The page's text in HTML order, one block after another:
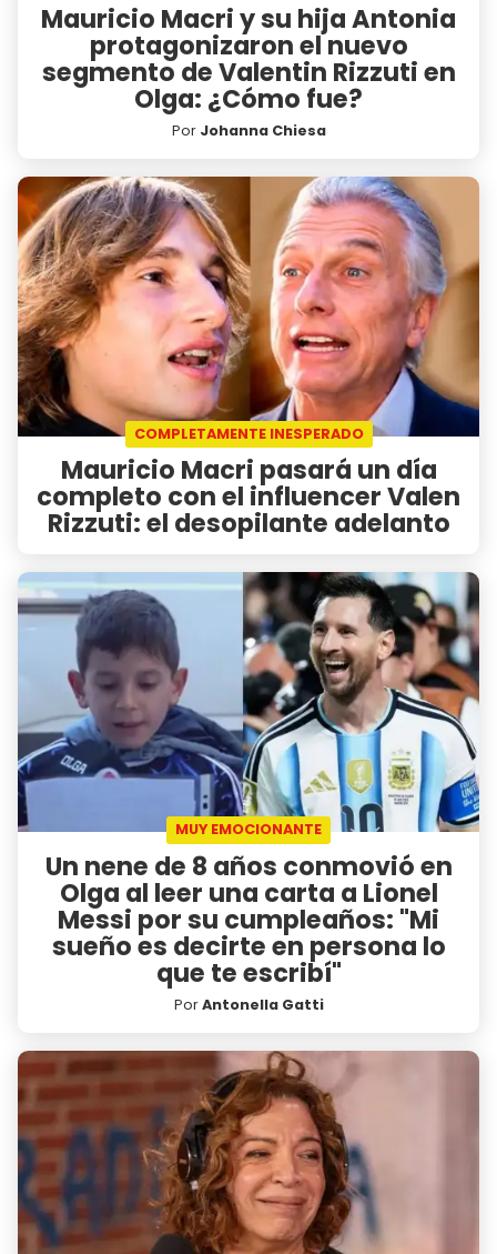
Mauricio Macri y su hija Antonia
protagonizaron el nuevo
segmento de Valentin Rizzuti en
Olga: ¿Cómo fue?
Por Johanna Chiesa
COMPLETAMENTE INESPERADO
Mauricio Macri pasará un día
completo con el influencer Valen
Rizzuti: el desopilante adelanto
MUY EMOCIONANTE
Un nene de 8 años conmovió en
Olga al leer una carta a Lionel
Messi por su cumpleaños: "Mi
sueño es decirte en persona lo
que te escribí"
PorAntonella Gatti